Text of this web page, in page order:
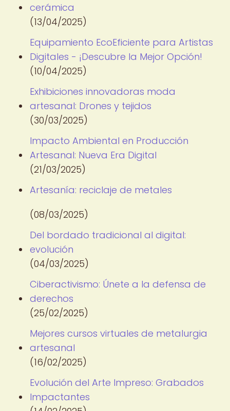
cerámica
(13/04/2025)
Equipamiento EcoEficiente para Artistas
Digitales - ¡Descubre la Mejor Opción!
(10/04/2025)
Exhibiciones innovadoras moda
artesanal: Drones y tejidos
(30/03/2025)
Impacto Ambiental en Producción
Artesanal: Nueva Era Digital
(21/03/2025)
Artesanía: reciclaje de metales
(08/03/2025)
Del bordado tradicional al digital:
evolución
(04/03/2025)
Ciberactivismo: Únete a la defensa de
derechos
(25/02/2025)
Mejores cursos virtuales de metalurgia
artesanal
(16/02/2025)
Evolución del Arte Impreso: Grabados
Impactantes